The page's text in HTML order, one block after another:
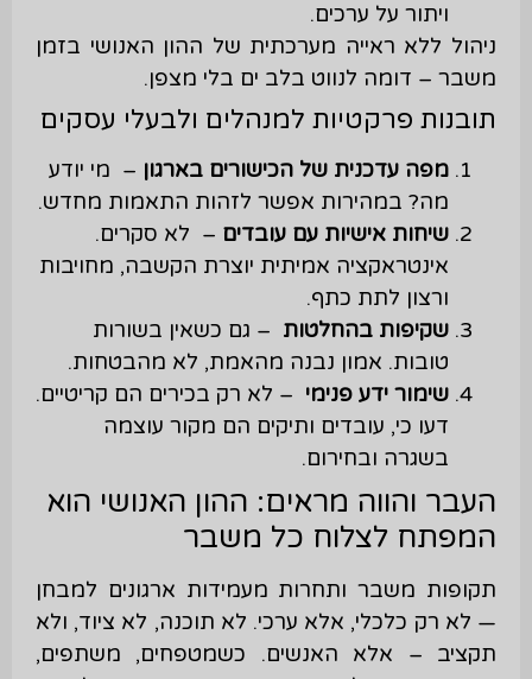
ויתור על ערכים.
ניהול ללא ראייה מערכתית של ההון האנושי בזמן
משבר – דומה לנווט בלב ים בלי מצפן.
תובנות פרקטיות למנהלים ולבעלי עסקים
מפה עדכנית של הכישורים בארגון – מי יודע
מה? במהירות אפשר לזהות התאמות מחדש.
שיחות אישיות עם עובדים – לא סקרים.
אינטראקציה אמיתית יוצרת הקשבה, מחויבות
ורצון לתת כתף.
שקיפות בהחלטות – גם כשאין בשורות
טובות. אמון נבנה מהאמת, לא מהבטחות.
שימור ידע פנימי – לא רק בכירים הם קריטיים.
דעו כי, עובדים ותיקים הם מקור עוצמה
בשגרה ובחירום.
העבר והווה מראים: ההון האנושי הוא
המפתח לצלוח כל משבר
תקופות משבר ותחרות מעמידות ארגונים למבחן
— לא רק כלכלי, אלא ערכי. לא תוכנה, לא ציוד, ולא
תקציב – אלא האנשים. כשמטפחים, משתפים,